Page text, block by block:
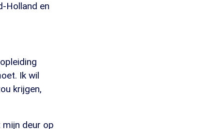
Holland en
Ik wil
krijgen,
mijn deur op